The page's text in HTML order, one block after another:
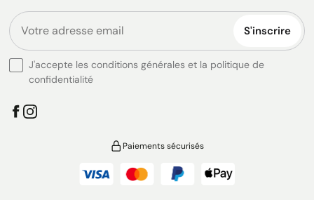
S'inscrire
J'accepte les conditions générales et la politique de
confidentialité
Paiements sécurisés